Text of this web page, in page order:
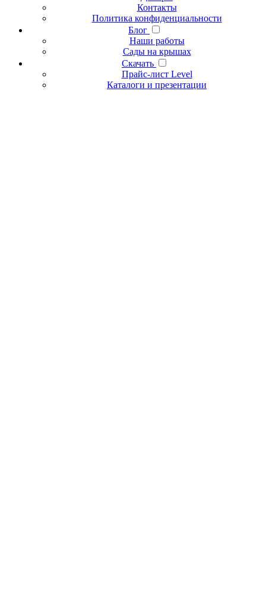
Контакты
Политика конфиденциальности
Блог
Наши работы
Сады на крышах
Скачать
Прайс-лист Level
Каталоги и презентации